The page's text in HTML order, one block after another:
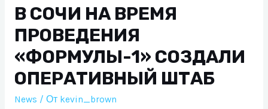
В СОЧИ НА ВРЕМЯ
ПРОВЕДЕНИЯ
«ФОРМУЛЫ-1» СОЗДАЛИ
ОПЕРАТИВНЫЙ ШТАБ
News / От kevin_brown